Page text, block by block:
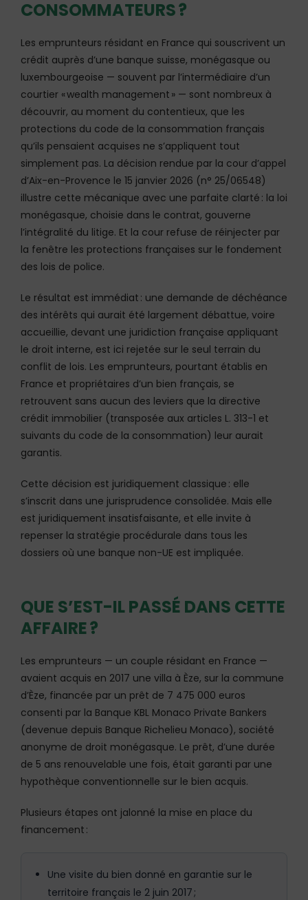
CONSOMMATEURS ?
Les emprunteurs résidant en France qui souscrivent un
crédit auprès d’une banque suisse, monégasque ou
luxembourgeoise — souvent par l’intermédiaire d’un
courtier « wealth management » — sont nombreux à
découvrir, au moment du contentieux, que les
protections du code de la consommation français
qu’ils pensaient acquises ne s’appliquent tout
simplement pas. La décision rendue par la cour d’appel
d’Aix-en-Provence le 15 janvier 2026 (n° 25/06548)
illustre cette mécanique avec une parfaite clarté : la loi
monégasque, choisie dans le contrat, gouverne
l’intégralité du litige. Et la cour refuse de réinjecter par
la fenêtre les protections françaises sur le fondement
des lois de police.
Le résultat est immédiat : une demande de déchéance
des intérêts qui aurait été largement débattue, voire
accueillie, devant une juridiction française appliquant
le droit interne, est ici rejetée sur le seul terrain du
conflit de lois. Les emprunteurs, pourtant établis en
France et propriétaires d’un bien français, se
retrouvent sans aucun des leviers que la directive
crédit immobilier (transposée aux articles L. 313-1 et
suivants du code de la consommation) leur aurait
garantis.
Cette décision est juridiquement classique : elle
s’inscrit dans une jurisprudence consolidée. Mais elle
est juridiquement insatisfaisante, et elle invite à
repenser la stratégie procédurale dans tous les
dossiers où une banque non-UE est impliquée.
QUE S’EST-IL PASSÉ DANS CETTE
AFFAIRE ?
Les emprunteurs — un couple résidant en France —
avaient acquis en 2017 une villa à Èze, sur la commune
d’Èze, financée par un prêt de 7 475 000 euros
consenti par la Banque KBL Monaco Private Bankers
(devenue depuis Banque Richelieu Monaco), société
anonyme de droit monégasque. Le prêt, d’une durée
de 5 ans renouvelable une fois, était garanti par une
hypothèque conventionnelle sur le bien acquis.
Plusieurs étapes ont jalonné la mise en place du
financement :
Une visite du bien donné en garantie sur le
territoire français le 2 juin 2017 ;